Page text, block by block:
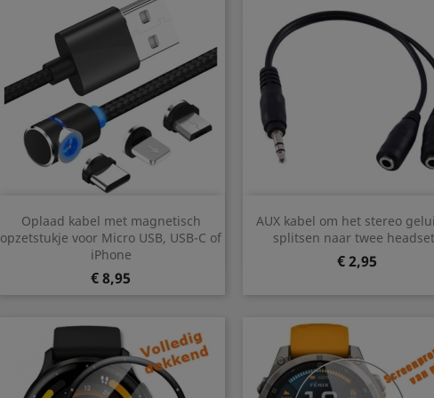
Oplaad kabel met magnetisch
opzetstukje voor Micro USB, USB-C of
iPhone
Prijs
€ 8,95
 Snel bekijken
AUX kabel om het stereo
splitsen naar twee
Prijs
€ 2,95
 Snel bekijken